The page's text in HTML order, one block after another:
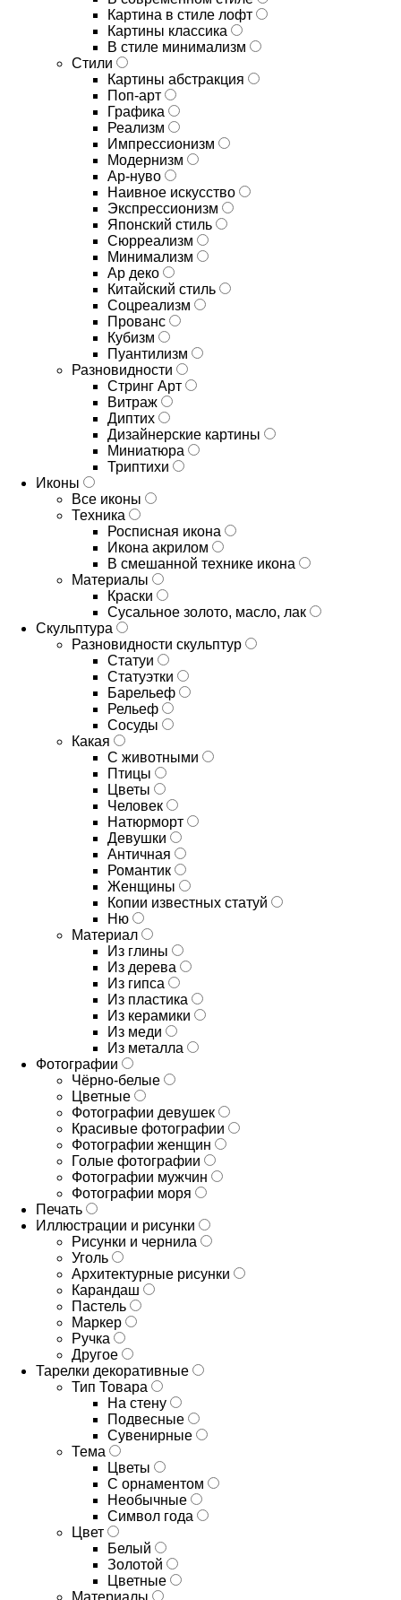
Картина в стиле лофт
Картины классика
В стиле минимализм
Стили
Картины абстракция
Поп-арт
Графика
Реализм
Импрессионизм
Модернизм
Ар-нуво
Наивное искусство
Экспрессионизм
Японский стиль
Сюрреализм
Минимализм
Ар деко
Китайский стиль
Соцреализм
Прованс
Кубизм
Пуантилизм
Разновидности
Стринг Арт
Витраж
Диптих
Дизайнерские картины
Миниатюра
Триптихи
Иконы
Все иконы
Техника
Росписная икона
Икона акрилом
В смешанной технике икона
Материалы
Краски
Сусальное золото, масло, лак
Скульптура
Разновидности скульптур
Статуи
Статуэтки
Барельеф
Рельеф
Сосуды
Какая
С животными
Птицы
Цветы
Человек
Натюрморт
Девушки
Античная
Романтик
Женщины
Копии известных статуй
Ню
Материал
Из глины
Из дерева
Из гипса
Из пластика
Из керамики
Из меди
Из металла
Фотографии
Чёрно-белые
Цветные
Фотографии девушек
Красивые фотографии
Фотографии женщин
Голые фотографии
Фотографии мужчин
Фотографии моря
Печать
Иллюстрации и рисунки
Рисунки и чернила
Уголь
Архитектурные рисунки
Карандаш
Пастель
Маркер
Ручка
Другое
Тарелки декоративные
Тип Товара
На стену
Подвесные
Сувенирные
Тема
Цветы
С орнаментом
Необычные
Символ года
Цвет
Белый
Золотой
Цветные
Материалы